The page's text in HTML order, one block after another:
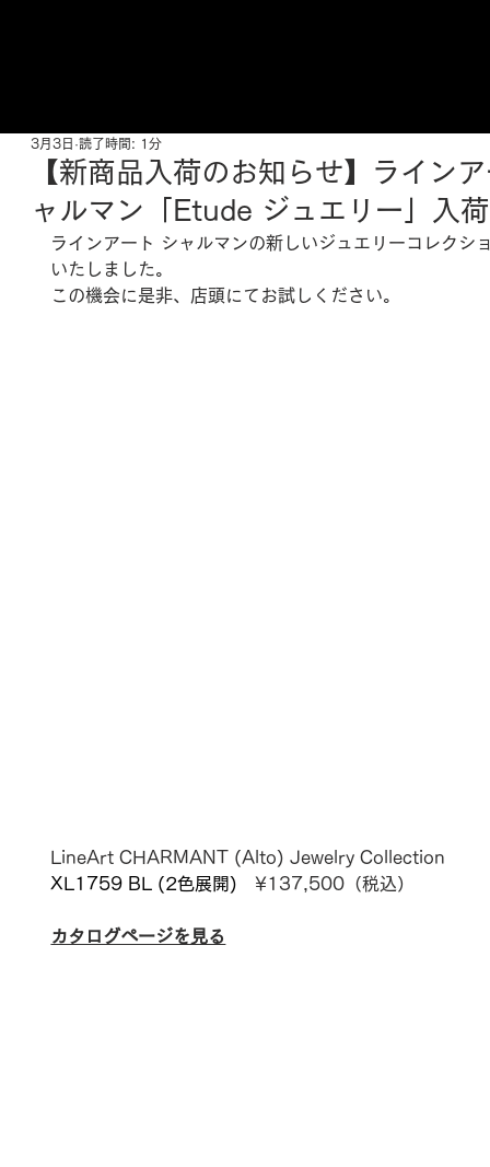
【新商品入荷のお知らせ】ライン
ャルマン「Etude ジュエリー」入荷
3月3日 読了時間: 1分
ラインアート シャルマンの新しいジュエリーコレクシ
いたしました。
この機会に是非、店頭にてお試しください。
LineArt CHARMANT (Alto) Jewelry Collection
XL1759 BL
(2色展開) ¥137 ,500（税込）
カタログページを見る